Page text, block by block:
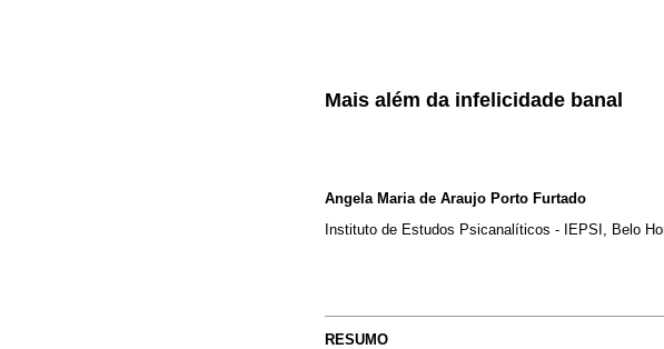
Mais além da infelicidade banal
Angela Maria de Araujo Porto Furtado
Instituto de Estudos Psicanalíticos - IEPSI, Belo
RESUMO